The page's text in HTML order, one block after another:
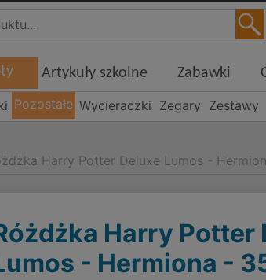
Artykuły szkolne Zabawki
Pozostałe Wycieraczki Zegary Zestawy
Harry Potter Deluxe Lumos -
Harry Potter
- Hermiona -